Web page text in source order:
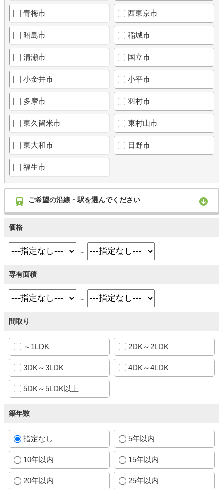
青梅市 西東京市
昭島市 稲城市
清瀬市 国立市
小金井市 小平市
多摩市 羽村市
東久留米市 東村山市
東大和市 日野市
福生市
ご希望の沿線・駅を選んでください
価格
～
専有面積
～
間取り
～1LDK 2DK～2LDK
3DK～3LDK 4DK～4LDK
5DK～5LDK以上
築年数
指定なし 5年以内
10年以内 15年以内
20年以内 25年以内